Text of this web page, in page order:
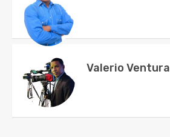
Valerio Ventura